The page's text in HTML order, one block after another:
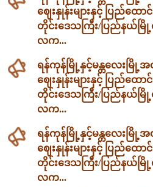
ဈေးနှုန်းများနှင့် ပြည်ထော
တိုင်းဒေသကြီး/ပြည်နယ်မ
လက...
ရန်ကုန်မြို့နှင့်မန္တလေးမ
ဈေးနှုန်းများနှင့် ပြည်ထော
တိုင်းဒေသကြီး/ပြည်နယ်မ
လက...
ရန်ကုန်မြို့နှင့်မန္တလေးမ
ဈေးနှုန်းများနှင့် ပြည်ထော
တိုင်းဒေသကြီး/ပြည်နယ်မ
လက...